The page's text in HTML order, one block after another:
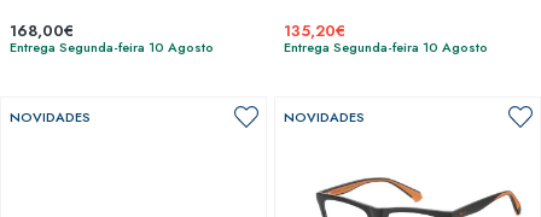
168,00€
Entrega Segunda-feira 10 Agosto
135,20€
Entrega Segunda-feira 10 Agosto
NOVIDADES NOVIDADES